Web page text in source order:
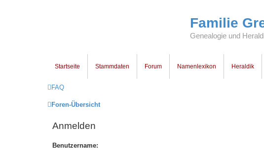
Familie
Genealogie und
Startseite Stammdaten Forum Namenlexikon Heraldik
FAQ
Foren-Übersicht
Anmelden
Benutzername: